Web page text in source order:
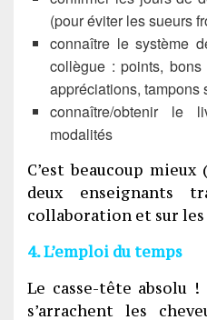
(pour éviter les sueurs
connaître le système
collègue : points,
appréciations,
connaître/obtenir le
modalités
C’est beaucoup mieux (
deux enseignants
collaboration et sur
4. L’emploi du temps
Le casse-tête absolu !
s’arrachent les